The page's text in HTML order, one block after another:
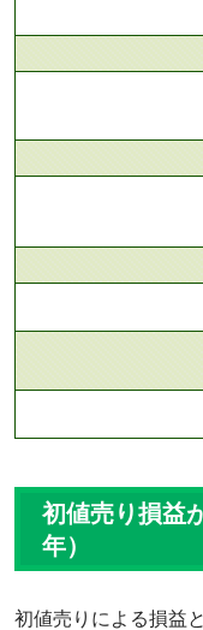
初値売り損益
年）
初値売りによる損益